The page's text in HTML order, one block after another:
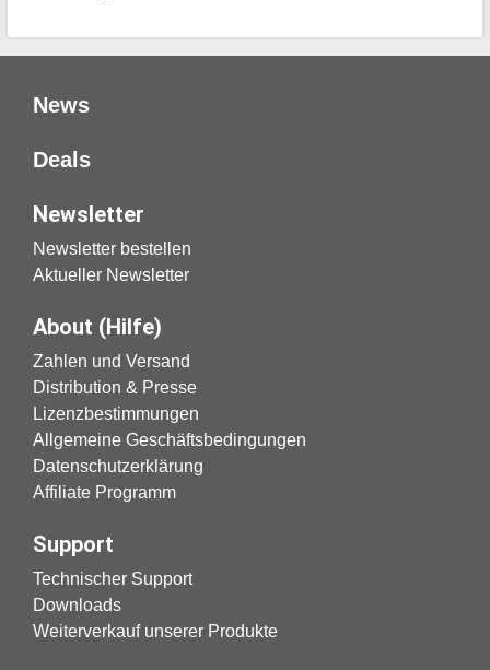
News
Deals
Newsletter
Newsletter bestellen
Aktueller Newsletter
About (Hilfe)
Zahlen und Versand
Distribution & Presse
Lizenzbestimmungen
Allgemeine Geschäftsbedingungen
Datenschutzerklärung
Affiliate Programm
Support
Technischer Support
Downloads
Weiterverkauf unserer Produkte